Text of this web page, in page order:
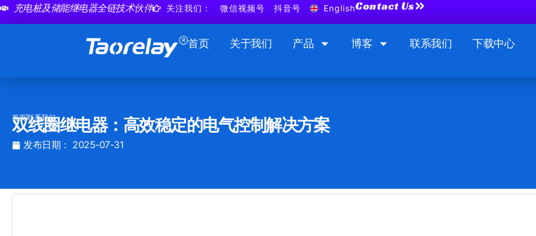
跳
至
充电桩及储能继电器全链技术伙伴 关注我们： 微信视频号 抖音号 EnglishContact Us
首页 关于我们 产品 博客 联系我们 下载中心
首页联系我们
双线圈继电器：高效稳定的电气控制解决方案
发布日期： 2025-07-31